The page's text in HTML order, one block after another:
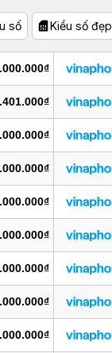
số Kiểu số đẹp